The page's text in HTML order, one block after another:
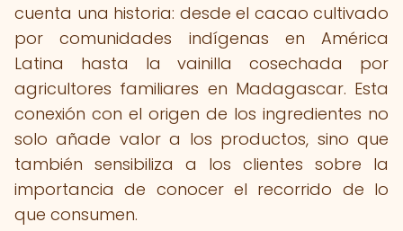
cuenta una historia: desde el cacao cultivado
por comunidades indígenas en América
Latina hasta la vainilla cosechada por
agricultores familiares en Madagascar. Esta
conexión con el origen de los ingredientes no
solo añade valor a los productos, sino que
también sensibiliza a los clientes sobre la
importancia de conocer el recorrido de lo
que consumen.